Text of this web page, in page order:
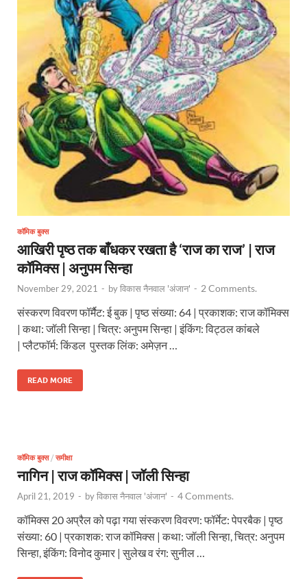
कॉमिक बुक्स
आखिरी पृष्ठ तक बाँधकर रखता है ‘राज का राज’ | राज
कॉमिक्स | अनुपम सिन्हा
November 29, 2021 - byविकास नैनवाल 'अंजान' - 2 Comments.
संस्करण विवरण फॉर्मैट: ई बुक | पृष्ठ संख्या: 64 | प्रकाशक: राज कॉमिक्स
| कथा: जॉली सिन्हा | चित्र: अनुपम सिन्हा | इंकिंग: विट्ठल कांबले
| प्लैटफॉर्म: किंडल पुस्तक लिंक: अमेज़न …
READ MORE
कॉमिक बुक्स/ समीक्षा
नागिन | राज कॉमिक्स | जॉली सिन्हा
April 21, 2019 - byविकास नैनवाल 'अंजान' - 4 Comments.
कॉमिक्स 20 अप्रैल को पढ़ा गया संस्करण विवरण: फॉर्मेट: पेपरबैक | पृष्ठ
संख्या: 60 | प्रकाशक: राज कॉमिक्स | कथा: जॉली सिन्हा, चित्र: अनुपम
सिन्हा, इंकिंग: विनोद कुमार | सुलेख व रंग: सुनील …